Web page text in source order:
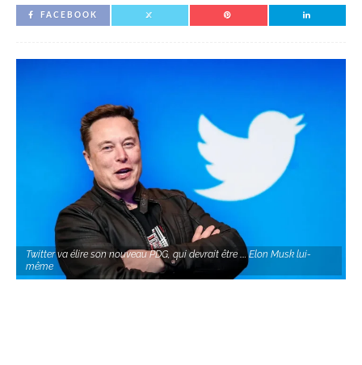
FACEBOOK
Twitter va élire son nouveau PDG, qui devrait être .... Elon Musk lui-
même